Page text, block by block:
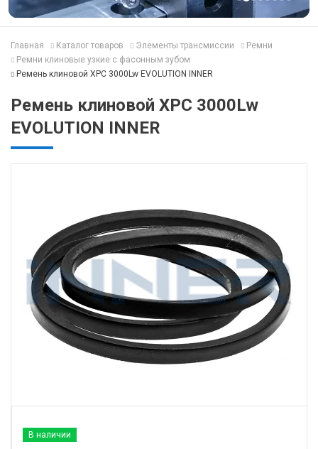
Главная Каталог товаров Элементы трансмиссии
Ремни
Ремни клиновые узкие с фасонным зубом
Ремень клиновой XPC 3000Lw EVOLUTION INNER
Ремень клиновой XPC 3000Lw
EVOLUTION INNER
В наличии